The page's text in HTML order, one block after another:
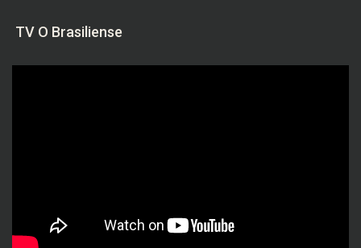
TV O Brasiliense